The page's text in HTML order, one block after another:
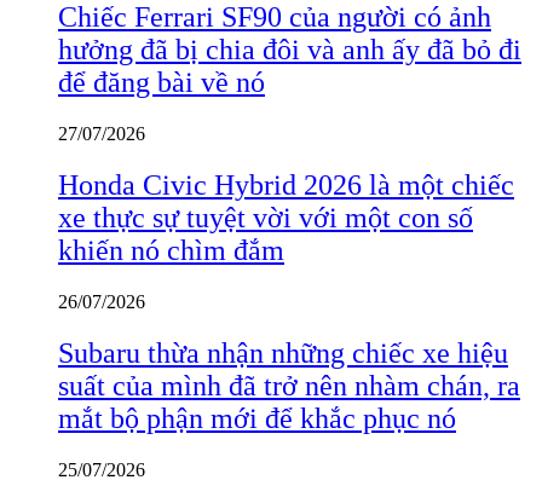
Chiếc Ferrari SF90 của người có ảnh
hưởng đã bị chia đôi và anh ấy đã bỏ đi
để đăng bài về nó
27/07/2026
Honda Civic Hybrid 2026 là một chiếc
xe thực sự tuyệt vời với một con số
khiến nó chìm đắm
26/07/2026
Subaru thừa nhận những chiếc xe hiệu
suất của mình đã trở nên nhàm chán, ra
mắt bộ phận mới để khắc phục nó
25/07/2026